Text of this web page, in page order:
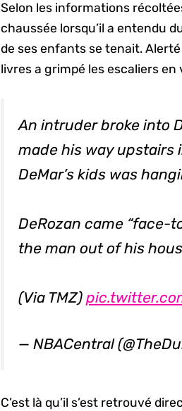
Selon les informations
chaussée lorsqu’il a entendu
de ses enfants se tenait.
livres a grimpé les escaliers en
An intruder broke into
made his way upstairs
DeMar’s kids was
DeRozan came “face-
the man out of his
(Via TMZ)
— NBACentral
C’est là qu’il s’est retrouvé